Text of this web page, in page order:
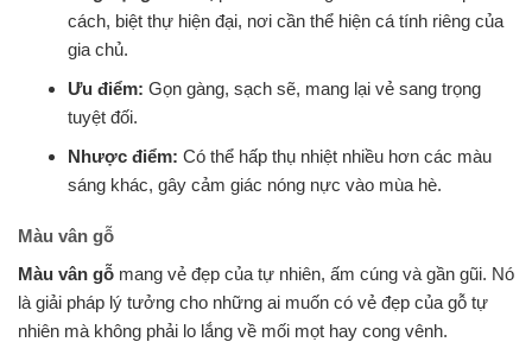
cách, biệt thự hiện đại, nơi cần thể hiện cá tính riêng của
gia chủ.
Ưu điểm: Gọn gàng, sạch sẽ, mang lại vẻ sang trọng
tuyệt đối.
Nhược điểm: Có thể hấp thụ nhiệt nhiều hơn các màu
sáng khác, gây cảm giác nóng nực vào mùa hè.
Màu vân gỗ
Màu vân gỗ mang vẻ đẹp của tự nhiên, ấm cúng và gần gũi. Nó
là giải pháp lý tưởng cho những ai muốn có vẻ đẹp của gỗ tự
nhiên mà không phải lo lắng về mối mọt hay cong vênh.